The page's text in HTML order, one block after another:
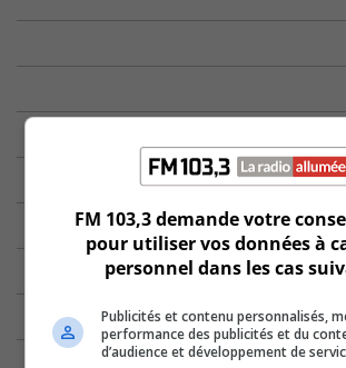
FM 103,3 demande votre
pour utiliser vos données à
personnel dans les cas
Publicités et contenu personnalisés,
performance des publicités et du
d’audience et développement de